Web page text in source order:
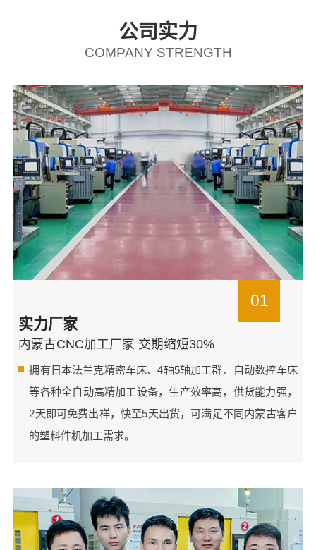
公司实力
COMPANY STRENGTH
01
实力厂家
内蒙古CNC加工厂家 交期缩短30%
拥有日本法兰克精密车床、4轴5轴加工群、自动数控车床
等各种全自动高精加工设备，生产效率高，供货能力强，
2天即可免费出样，快至5天出货，可满足不同内蒙古客户
的塑料件机加工需求。